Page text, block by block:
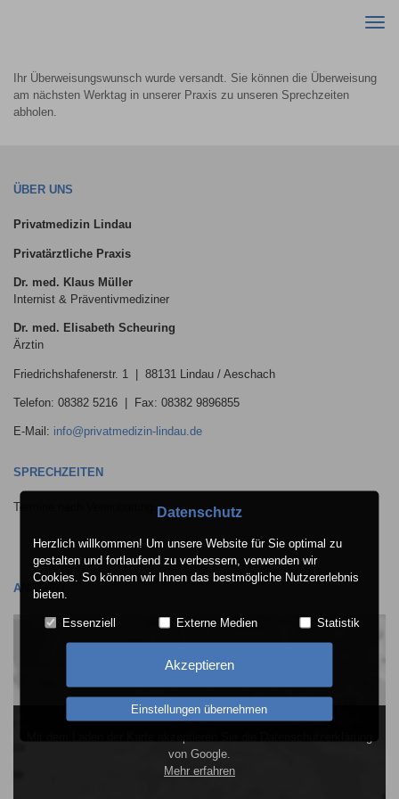
Ihr Überweisungswunsch wurde versandt. Sie können die Überweisung
am nächsten Werktag in unserer Praxis zu unseren Sprechzeiten
abholen.
ÜBER UNS
Privatmedizin Lindau
Privatärztliche Praxis
Dr. med. Klaus Müller
Internist & Präventivmediziner
Dr. med. Elisabeth Scheuring
Ärztin
Friedrichshafenerstr. 1 | 88131 Lindau / Aeschach
Telefon: 08382 5216 | Fax: 08382 9896855
E-Mail: info@privatmedizin-lindau.de
SPRECHZEITEN
Termine nach Vereinbarung.
ANFAHRT
von Google.
Mehr erfahren
Datenschutz
Herzlich willkommen! Um unsere Website für Sie optimal zu
gestalten und fortlaufend zu verbessern, verwenden wir
Cookies. So können wir Ihnen das bestmögliche Nutzererlebnis
bieten.
Essenziell Externe Medien Statistik
Akzeptieren
Einstellungen übernehmen